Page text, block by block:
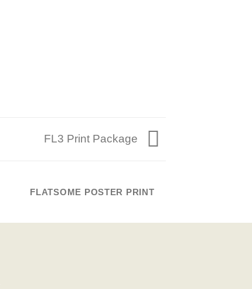
FL3 Print Package
FLATSOME POSTER PRINT